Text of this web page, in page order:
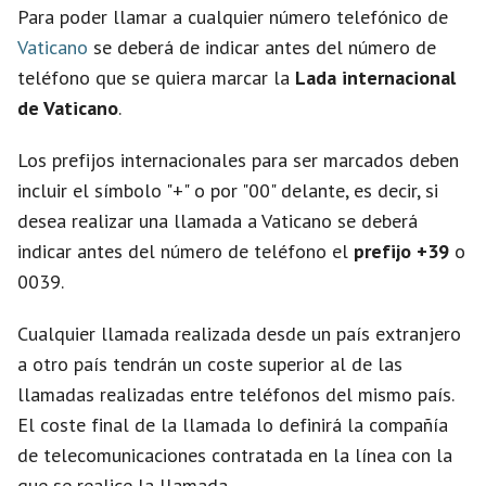
d
e
Para poder llamar a cualquier número telefónico de
Vaticano se deberá de indicar antes del número de
teléfono que se quiera marcar la Lada internacional
de Vaticano.
Los prefijos internacionales para ser marcados deben
incluir el símbolo "+" o por "00" delante, es decir, si
desea realizar una llamada a Vaticano se deberá
indicar antes del número de teléfono el prefijo +39 o
0039.
Cualquier llamada realizada desde un país extranjero
a otro país tendrán un coste superior al de las
llamadas realizadas entre teléfonos del mismo país.
El coste final de la llamada lo definirá la compañía
de telecomunicaciones contratada en la línea con la